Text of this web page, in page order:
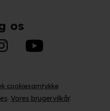
os
cookiesamtykke
. Vores brugervilkår.